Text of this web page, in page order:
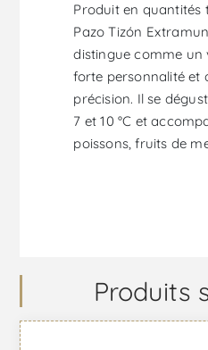
Produit en quantités
Pazo Tizón
distingue comme un
forte personnalité et
précision. Il se
7 et 10 °C et
poissons, fruits de
Produits